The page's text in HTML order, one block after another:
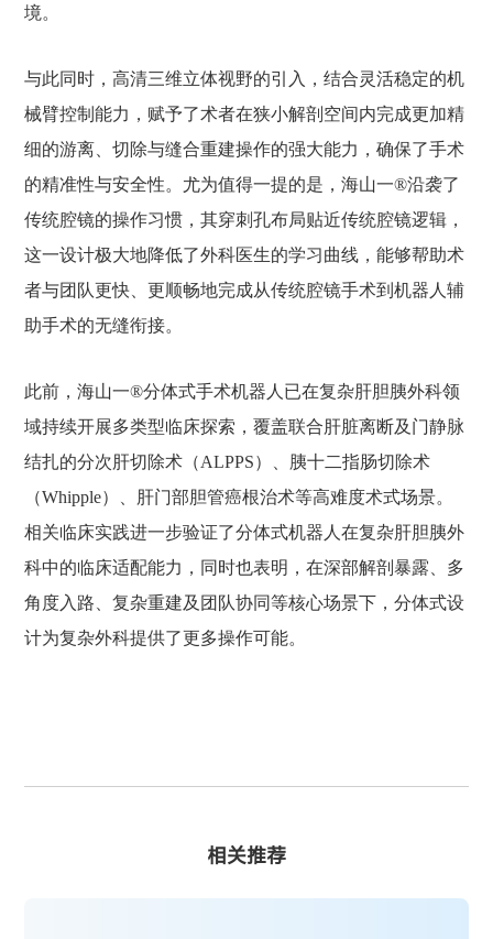
境。
与此同时，高清三维立体视野的引入，结合灵活稳定的机
械臂控制能力，赋予了术者在狭小解剖空间内完成更加精
细的游离、切除与缝合重建操作的强大能力，确保了手术
的精准性与安全性。尤为值得一提的是，海山一®沿袭了
传统腔镜的操作习惯，其穿刺孔布局贴近传统腔镜逻辑，
这一设计极大地降低了外科医生的学习曲线，能够帮助术
者与团队更快、更顺畅地完成从传统腔镜手术到机器人辅
助手术的无缝衔接。
此前，海山一®分体式手术机器人已在复杂肝胆胰外科领
域持续开展多类型临床探索，覆盖联合肝脏离断及门静脉
结扎的分次肝切除术（ALPPS）、胰十二指肠切除术
（Whipple）、肝门部胆管癌根治术等高难度术式场景。
相关临床实践进一步验证了分体式机器人在复杂肝胆胰外
科中的临床适配能力，同时也表明，在深部解剖暴露、多
角度入路、复杂重建及团队协同等核心场景下，分体式设
计为复杂外科提供了更多操作可能。
相关推荐